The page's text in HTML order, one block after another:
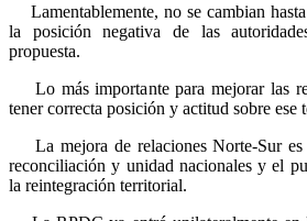
Lamentablemente, no se cambian
la posición negativa de las
propuesta.
Lo más importante para mejorar las
tener correcta posición y actitud sobre ese
La mejora de relaciones Norte-Sur es
reconciliación y unidad nacionales y el
la reintegración territorial.